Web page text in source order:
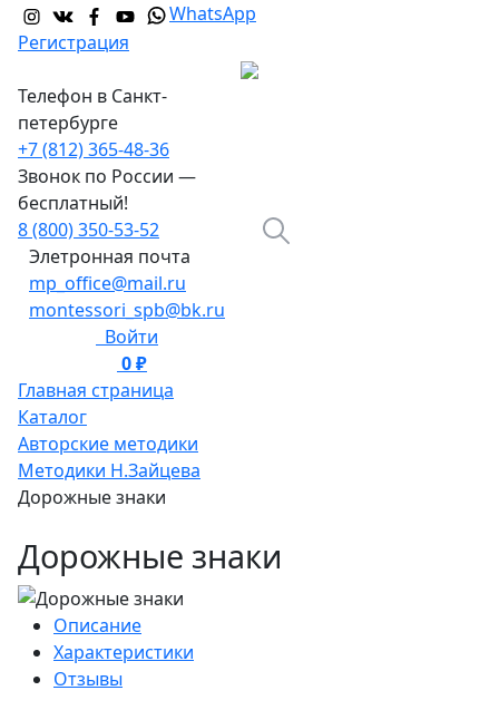
WhatsApp
Регистрация
Телефон в Санкт-
петербурге
+7 (812) 365-48-36
Звонок по России —
бесплатный!
8 (800) 350-53-52
Элетронная почта
mp_office@mail.ru
montessori_spb@bk.ru
Войти
0 ₽
Главная страница
Каталог
Авторские методики
Методики Н.Зайцева
Дорожные знаки
Дорожные знаки
Описание
Характеристики
Отзывы